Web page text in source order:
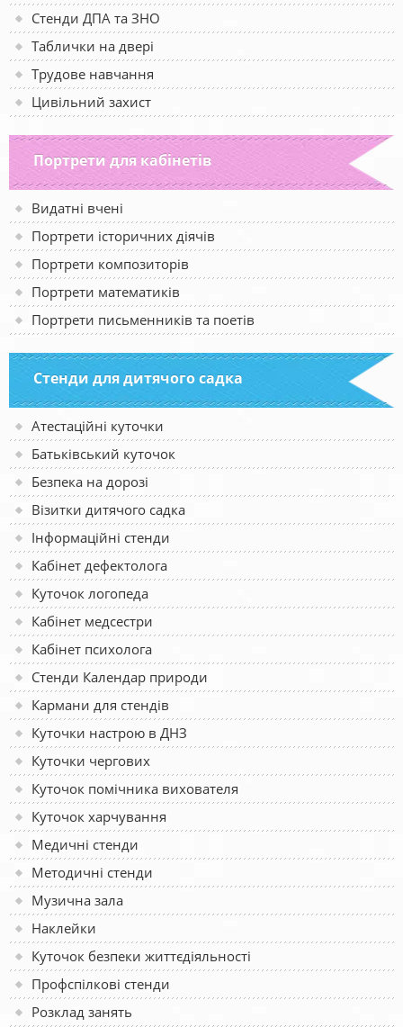
Стенди ДПА та ЗНО
Таблички на двері
Трудове навчання
Цивільний захист
Портрети для кабінетів
Видатні вчені
Портрети історичних діячів
Портрети композиторів
Портрети математиків
Портрети письменників та поетів
Стенди для дитячого садка
Атестаційні куточки
Батьківський куточок
Безпека на дорозі
Візитки дитячого садка
Інформаційні стенди
Кабінет дефектолога
Куточок логопеда
Кабінет медсестри
Кабінет психолога
Стенди Календар природи
Кармани для стендів
Куточки настрою в ДНЗ
Куточки чергових
Куточок помічника вихователя
Куточок харчування
Медичні стенди
Методичні стенди
Музична зала
Наклейки
Куточок безпеки життєдіяльності
Профспілкові стенди
Розклад занять